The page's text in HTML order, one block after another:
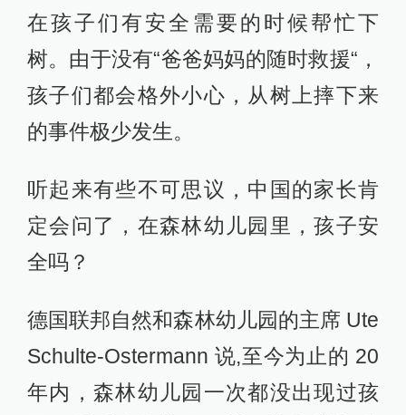
在孩子们有安全需要的时候帮忙下
树。由于没有“爸爸妈妈的随时救援“，
孩子们都会格外小心，从树上摔下来
的事件极少发生。
听起来有些不可思议，中国的家长肯
定会问了，在森林幼儿园里，孩子安
全吗？
德国联邦自然和森林幼儿园的主席 Ute
Schulte-Ostermann 说,至今为止的 20
年内，森林幼儿园一次都没出现过孩